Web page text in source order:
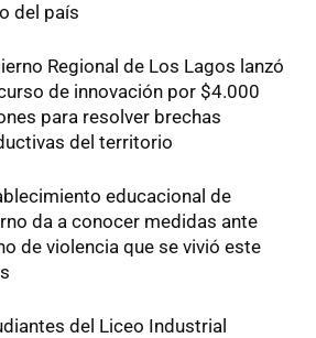
del país
Regional de Los Lagos lanzó
de innovación por $4.000
para resolver brechas
del territorio
educacional de
da a conocer medidas ante
de violencia que se vivió este
del Liceo Industrial